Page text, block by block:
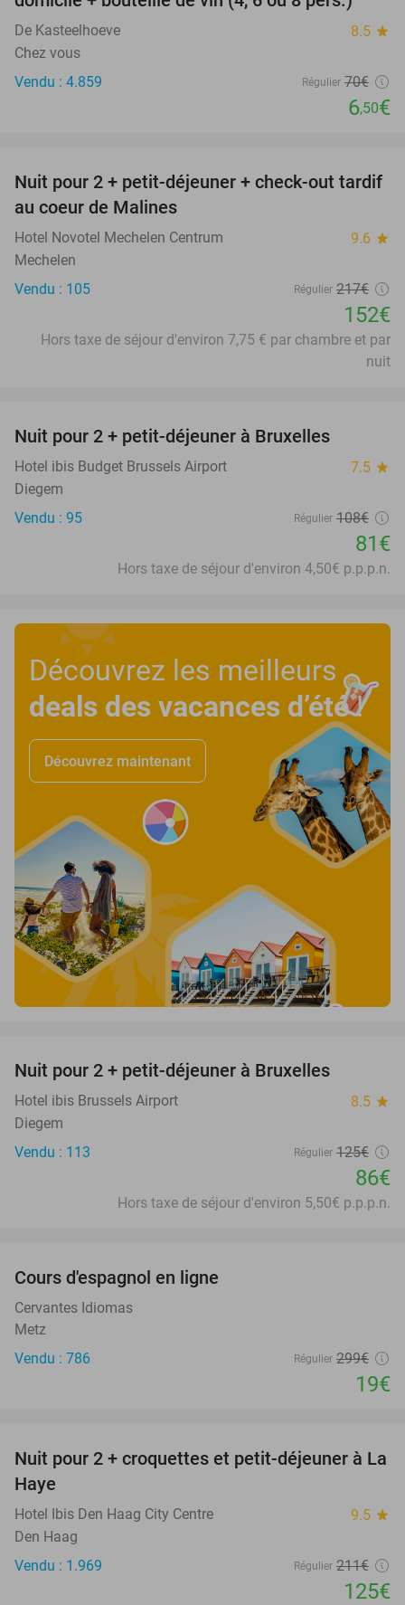
De Kasteelhoeve 8.5 star
Chez vous
Vendu : 4.859
Régulier 70€
6,50€
30%
Nuit pour 2 + petit-déjeuner + check-out tardif
au coeur de Malines
Hotel Novotel Mechelen Centrum 9.6 star
Mechelen
Vendu : 105
Régulier 217€
152€
Hors taxe de séjour d'environ 7,75 € par chambre et par
nuit
Nuit pour 2 + petit-déjeuner à Bruxelles
Hotel ibis Budget Brussels Airport 7.5 star
Diegem
Vendu : 95
Régulier 108€
81€
Hors taxe de séjour d'environ 4,50€ p.p.p.n.
Découvrez les meilleurs
deals des vacances d’été!
Découvrez maintenant
Nuit pour 2 + petit-déjeuner à Bruxelles
Hotel ibis Brussels Airport 8.5 star
Diegem
Vendu : 113
Régulier 125€
86€
Hors taxe de séjour d'environ 5,50€ p.p.p.n.
Cours d'espagnol en ligne
Cervantes Idiomas
Metz
Vendu : 786
Régulier 299€
19€
41%
Nuit pour 2 + croquettes et petit-déjeuner à La
Haye
Hotel Ibis Den Haag City Centre 9.5 star
Den Haag
Vendu : 1.969
Régulier 211€
125€